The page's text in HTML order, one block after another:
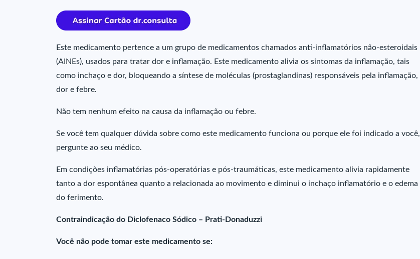
Este medicamento pertence a um grupo de medicamentos chamados anti-inflamatórios não-esteroidais
(AINEs), usados para tratar dor e inflamação. Este medicamento alivia os sintomas da inflamação, tais
como inchaço e dor, bloqueando a síntese de moléculas (prostaglandinas) responsáveis pela inflamação,
dor e febre.
Não tem nenhum efeito na causa da inflamação ou febre.
Se você tem qualquer dúvida sobre como este medicamento funciona ou porque ele foi indicado a você,
pergunte ao seu médico.
Em condições inflamatórias pós-operatórias e pós-traumáticas, este medicamento alivia rapidamente
tanto a dor espontânea quanto a relacionada ao movimento e diminui o inchaço inflamatório e o edema
do ferimento.
Contraindicação do Diclofenaco Sódico – Prati-Donaduzzi
Você não pode tomar este medicamento se: